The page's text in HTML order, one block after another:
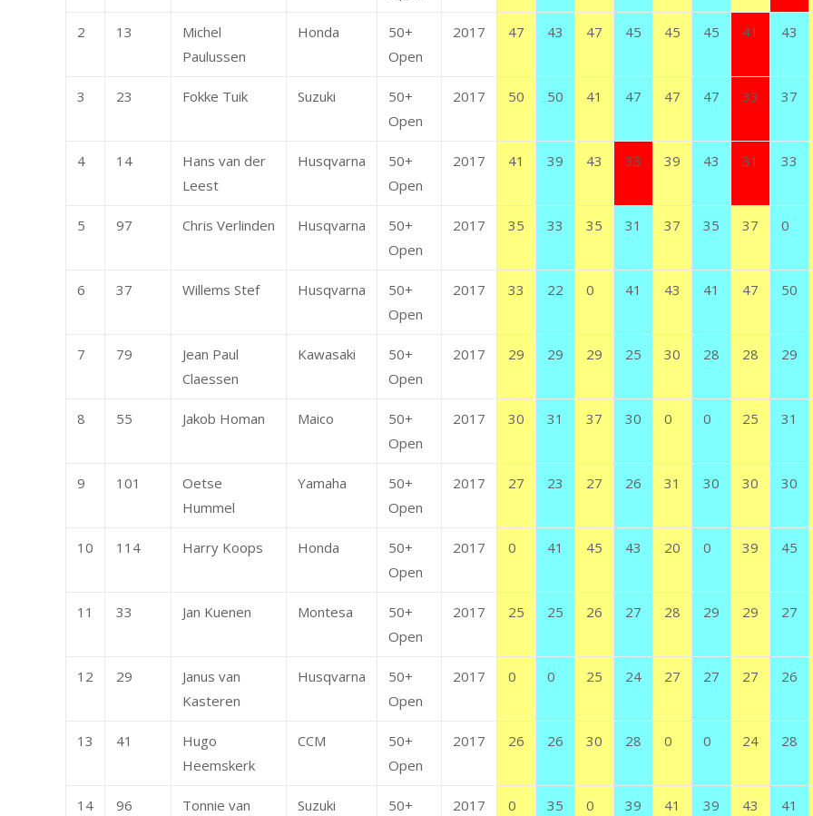
2 13
Michel
Paulussen
Honda
50+
Open
2017 47 43 47 45 45 45 41 43
3 23 Fokke Tuik Suzuki
50+
Open
2017 50 50 41 47 47 47 33 37
4 14
Hans van der
Leest
Husqvarna
50+
Open
2017 41 39 43 33 39 43 31 33
5 97 Chris Verlinden Husqvarna
50+
Open
2017 35 33 35 31 37 35 37 0
6 37 Willems Stef Husqvarna
50+
Open
2017 33 22 0 41 43 41 47 50
7 79
Jean Paul
Claessen
Kawasaki
50+
Open
2017 29 29 29 25 30 28 28 29
8 55 Jakob Homan Maico
50+
Open
2017 30 31 37 30 0 0 25 31
9 101
Oetse
Hummel
Yamaha
50+
Open
2017 27 23 27 26 31 30 30 30
10 114 Harry Koops Honda
50+
Open
2017 0 41 45 43 20 0 39 45
11 33 Jan Kuenen Montesa
50+
Open
2017 25 25 26 27 28 29 29 27
12 29
Janus van
Kasteren
Husqvarna
50+
Open
2017 0 0 25 24 27 27 27 26
13 41
Hugo
Heemskerk
CCM
50+
Open
2017 26 26 30 28 0 0 24 28
14 96
Tonnie van
Suzuki
50+
2017 0 35 0 39 41 39 43 41